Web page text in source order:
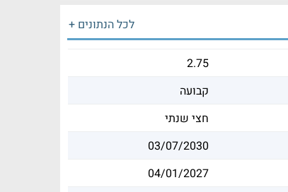
לכל הנתונים +
2.75
קבועה
חצי שנתי
03/07/2030
04/01/2027